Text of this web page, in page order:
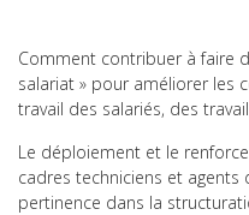
Comment contribuer à faire
salariat » pour améliorer les
travail des salariés, des
Le déploiement et le
cadres techniciens et
pertinence dans la